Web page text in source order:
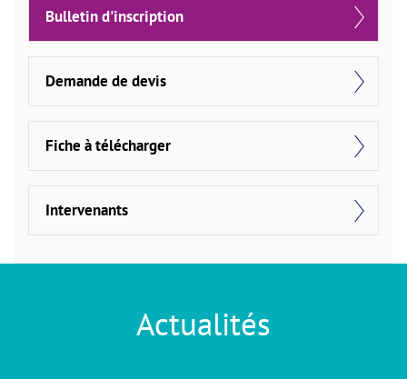
Bulletin d'inscription
Demande de devis
Fiche à télécharger
Intervenants
Actualités